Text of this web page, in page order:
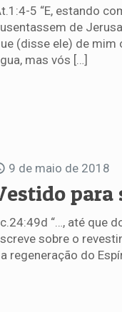
5 “E, estando
de
(disse ele) de mim
mas vós […]
9 de maio de 2018
para
“…, até que
sobre o
regeneração do